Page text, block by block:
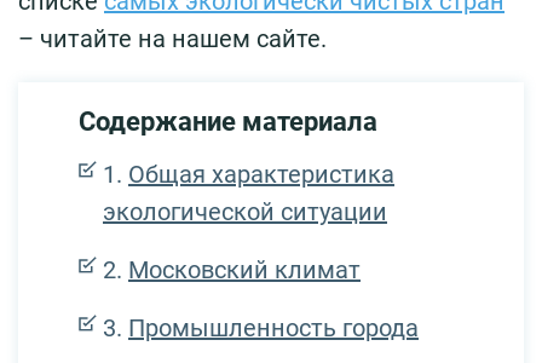
– читайте на нашем сайте.
Содержание материала
Общая характеристика
экологической ситуации
Московский климат
Промышленность города